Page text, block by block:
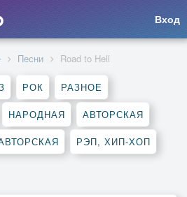
Вход
Песни Road to Hell
РОК РАЗНОЕ
НАРОДНАЯ АВТОРСКАЯ
РЭП, ХИП-ХОП